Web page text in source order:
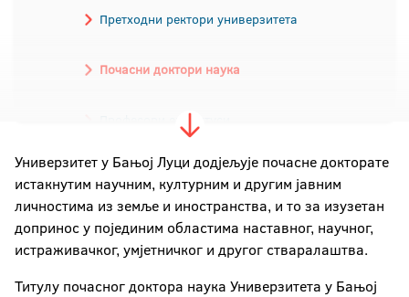
Претходни ректори универзитета
Почасни доктори наука
Академици
Универзитет у Бањој Луци додјељује почасне докторате
истакнутим научним, културним и другим јавним
личностима из земље и иностранства, и то за изузетан
допринос у појединим областима наставног, научног,
истраживачког, умјетничког и другог стваралаштва.
Титулу почасног доктора наука Универзитета у Бањој